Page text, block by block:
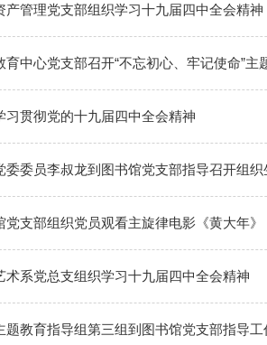
产管理党支部组织学习十九届四中全会精神
育中心党支部召开“不忘初心、牢记使命”主
习贯彻党的十九届四中全会精神
委委员李叔龙到图书馆党支部指导召开组织
党支部组织党员观看主旋律电影《黄大年》
术系党总支组织学习十九届四中全会精神
题教育指导组第三组到图书馆党支部指导工